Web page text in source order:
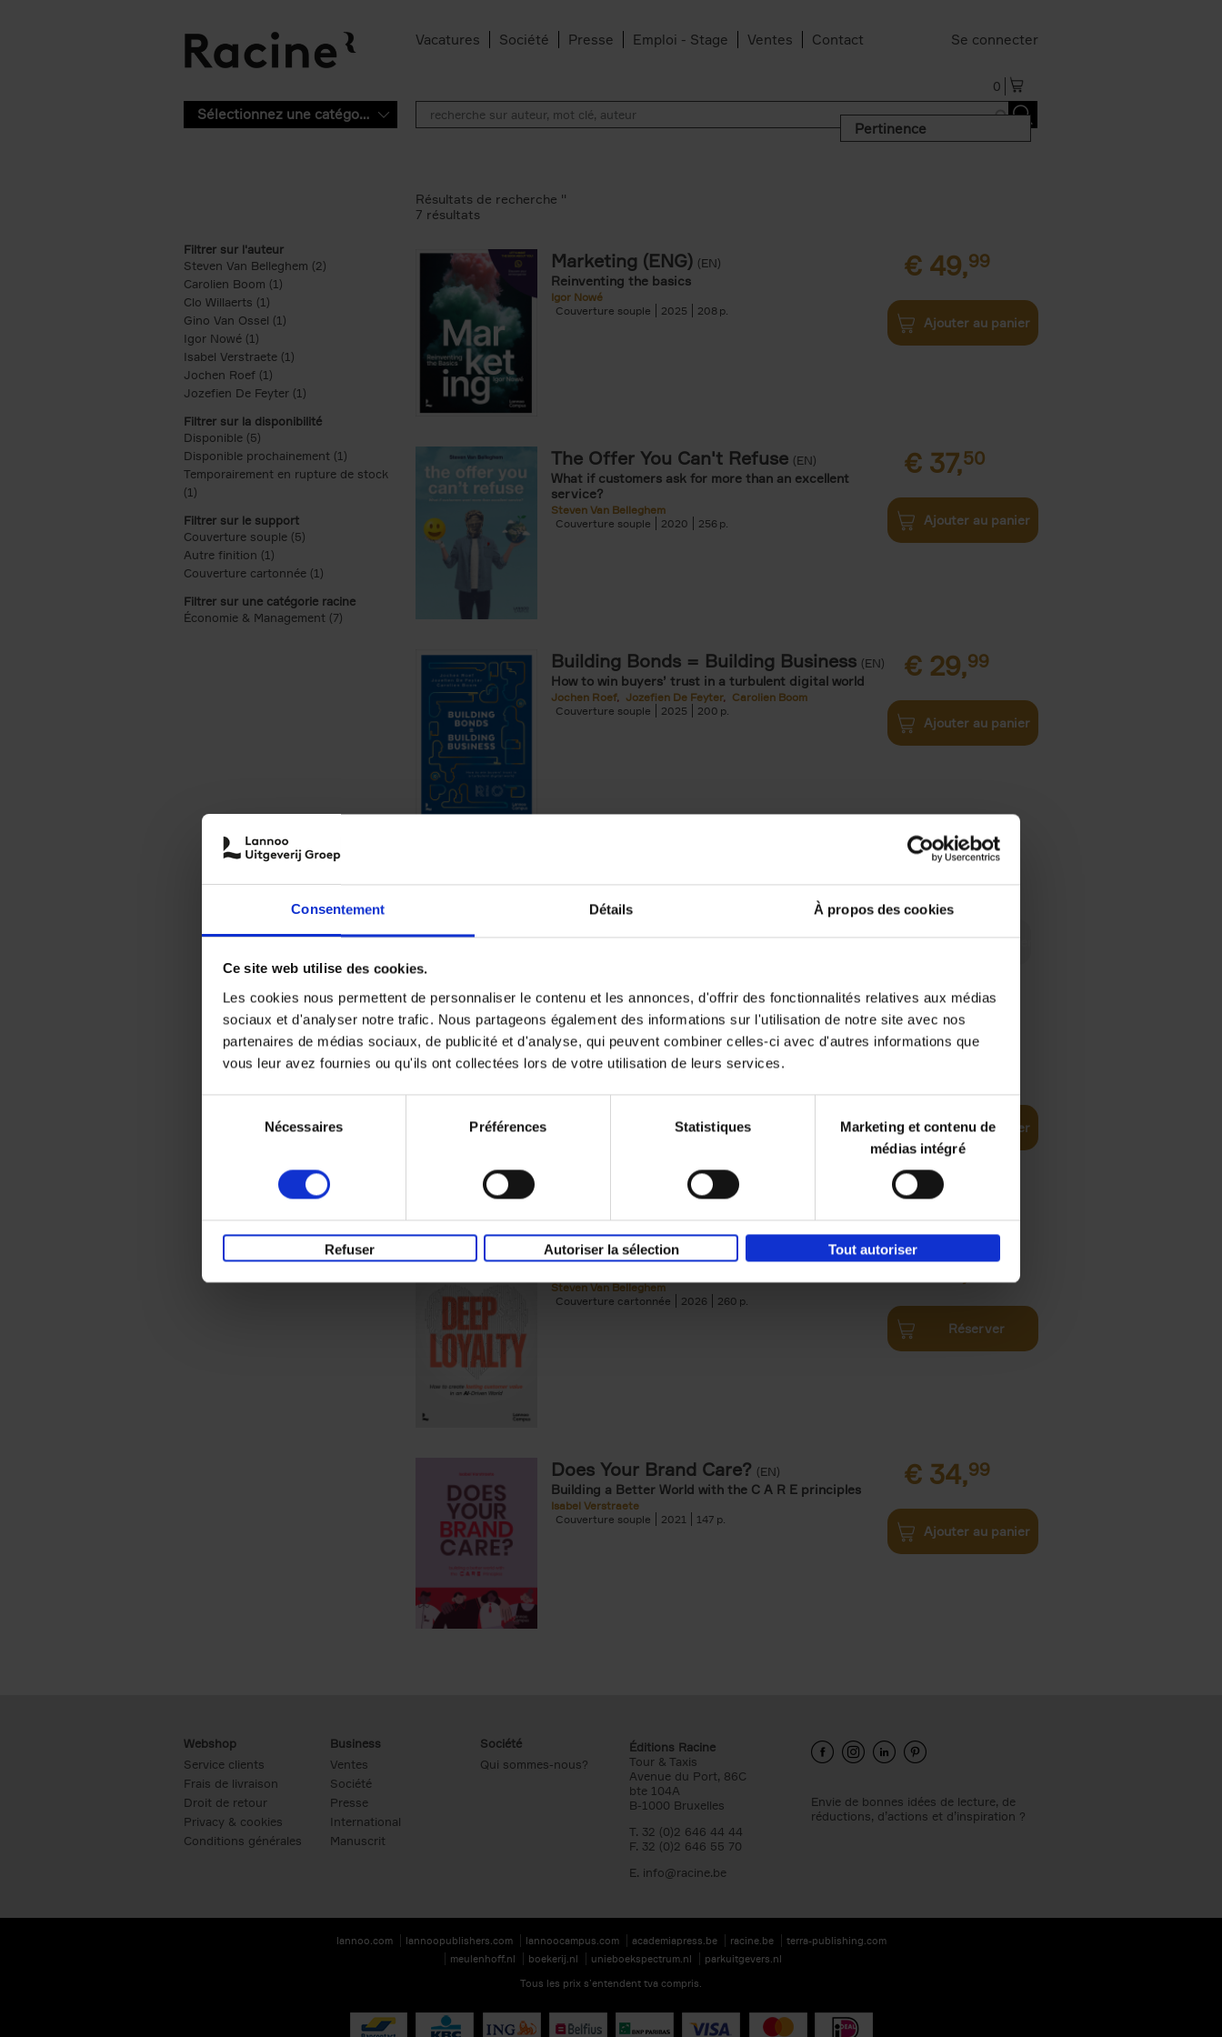
Consentement Détails À propos des cookies
Ce site web utilise des cookies.
Les cookies nous permettent de personnaliser le contenu et les annonces, d'offrir des fonctionnalités relatives aux médias
sociaux et d'analyser notre trafic. Nous partageons également des informations sur l'utilisation de notre site avec nos
partenaires de médias sociaux, de publicité et d'analyse, qui peuvent combiner celles-ci avec d'autres informations que
vous leur avez fournies ou qu'ils ont collectées lors de votre utilisation de leurs services.
Nécessaires Préférences Statistiques
Marketing et contenu de
médias intégré
Refuser Autoriser la sélection Tout autoriser
Vacatures Société Presse Emploi - Stage Ventes Contact Se connecter
0
Sélectionnez une catégorie
Pertinence
Filtrer sur l'auteur
Steven Van Belleghem (2) Apply Steven Van Belleghem filter
Carolien Boom (1)
Clo Willaerts (1)
Gino Van Ossel (1)
Igor Nowé (1)
Isabel Verstraete (1) Apply Isabel Verstraete filter
Jochen Roef (1)
Jozefien De Feyter (1) Apply Jozefien De Feyter filter
Filtrer sur la disponibilité
Disponible (5)
Disponible prochainement (1) Apply Disponible prochainement filter
Temporairement en rupture de stock
(1) Apply Temporairement en rupture de stock filter
Filtrer sur le support
Couverture souple (5) Apply Couverture souple filter
Autre finition (1)
Couverture cartonnée (1)
Filtrer sur une catégorie racine
Économie & Management (7) Apply Économie & Management filter
Résultats de recherche ''
7 résultats
Marketing (ENG) (EN)
Reinventing the basics
Igor Nowé
Couverture souple
2025 208
€ 49,99
Ajouter au panier
The Offer You Can't Refuse (EN)
What if customers ask for more than an excellent
service?
Steven Van Belleghem
Couverture souple
2020 256
€ 37,50
Ajouter au panier
Building Bonds = Building Business (EN)
How to win buyers’ trust in a turbulent digital world
Jochen Roef Jozefien De Feyter
Carolien Boom
Couverture souple
2025 200
€ 29,99
Ajouter au panier
Hysteria (EN)
Develop and Implement a Winning Strategy as a
Gino Van Ossel
29,99
Digital marketing like a PRO -
completely revised edition (EN)
Ajouter au panier
Deep Loyalty (ENG)
Steven Van Belleghem
Couverture cartonnée
2026 260
€34,99
Réserver
Does Your Brand Care? (EN)
Building a Better World with the C A R E principles
Isabel Verstraete
Couverture souple
2021 147
€ 34,99
Ajouter au panier
Webshop
Service clients
Frais de livraison
Droit de retour
Privacy & cookies
Conditions générales
Business
Ventes
Société
Presse
International
Manuscrit
Société
Qui sommes-nous?
Éditions Racine
Tour & Taxis
Avenue du Port, 86C
bte 104A
B-1000 Bruxelles
T. 32 (0)2 646 44 44
F. 32 (0)2 646 55 70
E. info@racine.be
Envie de bonnes idées de lecture, de
réductions, d’actions et d’inspiration ?
lannoo.com lannoopublishers.com lannoocampus.com academiapress.be racine.be
terra-publishing.com
meulenhoff.nl
boekerij.nl unieboekspectrum.nl
parkuitgevers.nl
Tous les prix s’entendent tva compris.